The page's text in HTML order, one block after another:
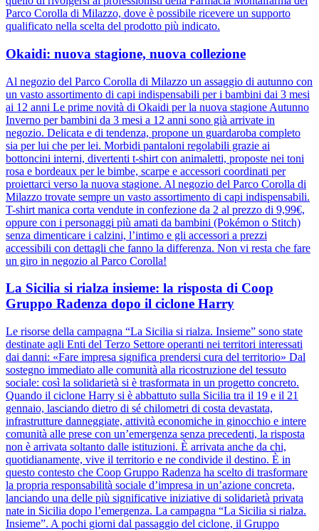
Parco Corolla di Milazzo, dove è possibile ricevere un supporto
qualificato nella scelta del prodotto più indicato.
Okaidi: nuova stagione, nuova collezione
Al negozio del Parco Corolla di Milazzo un assaggio di autunno con
un vasto assortimento di capi indispensabili per i bambini dai 3 mesi
ai 12 anni Le prime novità di Okaidi per la nuova stagione Autunno
Inverno per bambini da 3 mesi a 12 anni sono già arrivate in
negozio. Delicata e di tendenza, propone un guardaroba completo
sia per lui che per lei. Morbidi pantaloni regolabili grazie ai
bottoncini interni, divertenti t-shirt con animaletti, proposte nei toni
rosa e bordeaux per le bimbe, scarpe e accessori coordinati per
proiettarci verso la nuova stagione. Al negozio del Parco Corolla di
Milazzo trovate sempre un vasto assortimento di capi indispensabili.
T-shirt manica corta vendute in confezione da 2 al prezzo di 9,99€,
oppure con i personaggi più amati da bambini (Pokémon o Stitch)
senza dimenticare i calzini, l’intimo e gli accessori a prezzi
accessibili con dettagli che fanno la differenza. Non vi resta che fare
un giro in negozio al Parco Corolla!
La Sicilia si rialza insieme: la risposta di Coop
Gruppo Radenza dopo il ciclone Harry
Le risorse della campagna “La Sicilia si rialza. Insieme” sono state
destinate agli Enti del Terzo Settore operanti nei territori interessati
dai danni: «Fare impresa significa prendersi cura del territorio» Dal
sostegno immediato alle comunità alla ricostruzione del tessuto
sociale: così la solidarietà si è trasformata in un progetto concreto.
Quando il ciclone Harry si è abbattuto sulla Sicilia tra il 19 e il 21
gennaio, lasciando dietro di sé chilometri di costa devastata,
infrastrutture danneggiate, attività economiche in ginocchio e intere
comunità alle prese con un’emergenza senza precedenti, la risposta
non è arrivata soltanto dalle istituzioni. È arrivata anche da chi,
quotidianamente, vive il territorio e ne condivide il destino. È in
questo contesto che Coop Gruppo Radenza ha scelto di trasformare
la propria responsabilità sociale d’impresa in un’azione concreta,
lanciando una delle più significative iniziative di solidarietà privata
nate in Sicilia dopo l’emergenza. La campagna “La Sicilia si rialza.
Insieme”. A pochi giorni dal passaggio del ciclone, il Gruppo